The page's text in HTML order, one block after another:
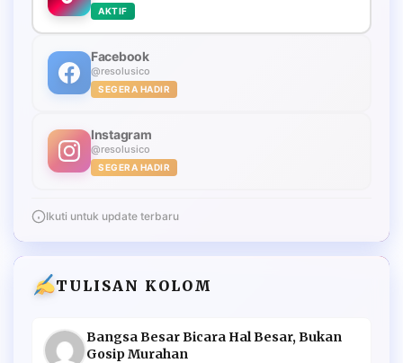
AKTIF
Facebook
@resolusico
SEGERA HADIR
Instagram
@resolusico
SEGERA HADIR
Ikuti untuk update terbaru
TULISAN KOLOM
Bangsa Besar Bicara Hal Besar, Bukan
Gosip Murahan